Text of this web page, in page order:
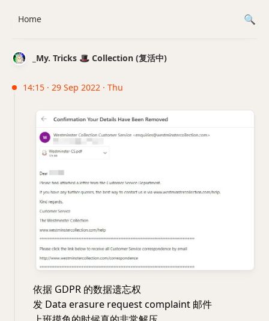
_My. Tricks 🎩 Collection (复活中)
14:15 · 29 Sep 2022 · Thu
依据 GDPR 的数据遗忘权
发 Data erasure request complaint 邮件
Home